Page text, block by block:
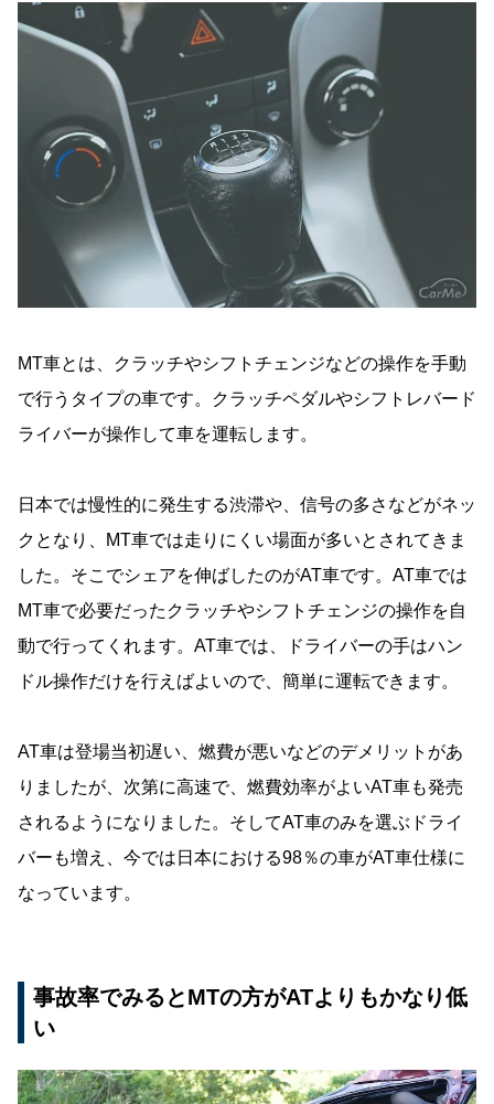
MT車とは、クラッチやシフトチェンジなどの操作を手動
で行うタイプの車です。クラッチペダルやシフトレバード
ライバーが操作して車を運転します。
日本では慢性的に発生する渋滞や、信号の多さなどがネッ
クとなり、MT車では走りにくい場面が多いとされてきま
した。そこでシェアを伸ばしたのがAT車です。AT車では
MT車で必要だったクラッチやシフトチェンジの操作を自
動で行ってくれます。AT車では、ドライバーの手はハン
ドル操作だけを行えばよいので、簡単に運転できます。
AT車は登場当初遅い、燃費が悪いなどのデメリットがあ
りましたが、次第に高速で、燃費効率がよいAT車も発売
されるようになりました。そしてAT車のみを選ぶドライ
バーも増え、今では日本における98％の車がAT車仕様に
なっています。
事故率でみるとMTの方がATよりもかなり低
い